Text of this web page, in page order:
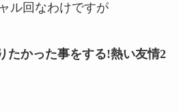
ル回なわけですが
たかった事をする!熱い友情2